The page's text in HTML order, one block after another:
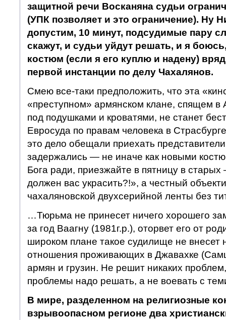
защитной речи Восканяна судьи
(УПК позволяет и это ограничение). Ну
допустим, 10 минут, подсудимые пару
скажут, и судьи уйдут решать, и я
костюм (если я его куплю и надену)
первой инстанции по делу Чахалянов.
Смею все-таки предположить, что эта
«преступном» армянском клане, спящем в
под подушками и кроватями, не станет
Евросуда по правам человека в
это дело обещали приехать
задержались — не иначе как новыми
Бога ради, приезжайте в пятницу в
должен вас украсить?!», а честный
чахаляновской двухсерийной ленты без
…Тюрьма не принесет ничего хорошего
за год Ваагну (1981г.р.), оторвет его от
широком плане такое судилище не внесет
отношения проживающих в Джавахке
армян и грузин. Не решит никаких
проблемы надо решать, а не воевать с
В мире, разделенном на религиозные
взрывоопасном регионе два